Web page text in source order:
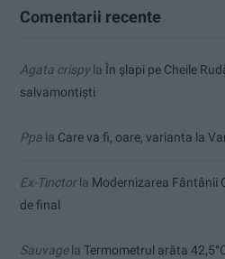
Comentarii recente
Agata crispyla În șlapi pe Cheile
salvamontiști
Ppa la Care va fi, oare, varianta la
Ex-Tinctorla Modernizarea Fântânii
de final
Sauvagela Termometrul arăta